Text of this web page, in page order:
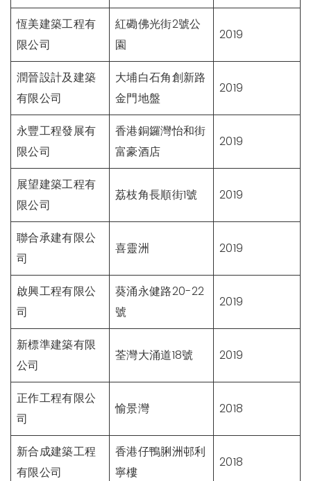
恆美建築工程有
限公司
紅磡佛光街2號公
園
2019
潤晉設計及建築
有限公司
大埔白石角創新路
金門地盤
2019
永豐工程發展有
限公司
香港銅鑼灣怡和街
富豪酒店
2019
展望建築工程有
限公司
荔枝角長順街1號 2019
聯合承建有限公
司
喜靈洲 2019
啟興工程有限公
司
葵涌永健路20-22
號
2019
新標準建築有限
公司
荃灣大涌道18號 2019
正作工程有限公
司
愉景灣 2018
新合成建築工程
有限公司
香港仔鴨脷洲邨利
寧樓
2018